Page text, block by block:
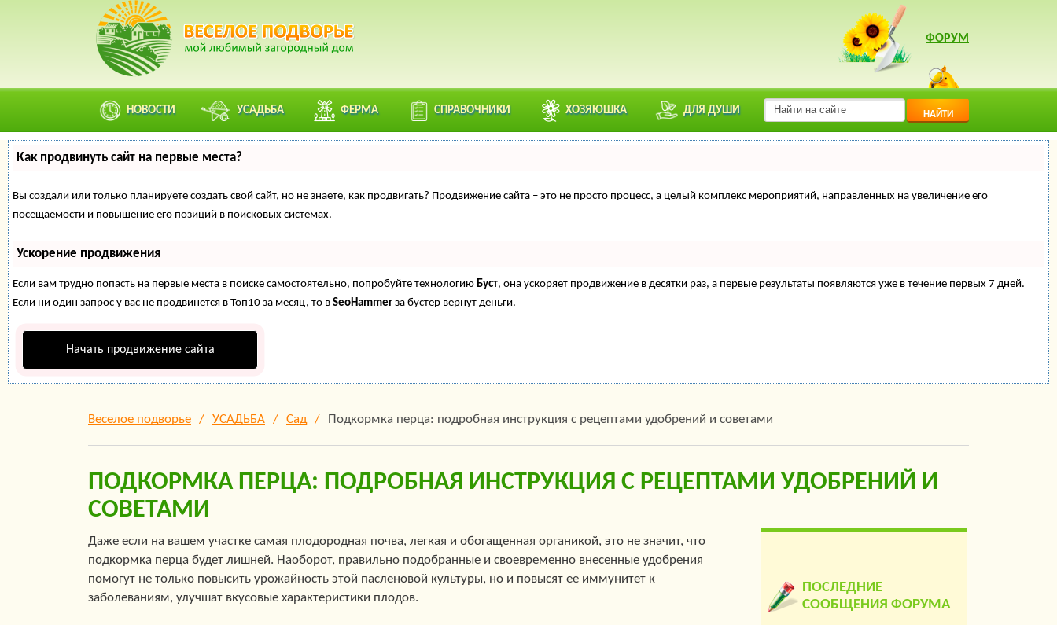
ФОРУМ
НОВОСТИ УСАДЬБА ФЕРМА СПРАВОЧНИКИ ХОЗЯЮШКА ДЛЯ ДУШИ НАЙТИ
Как продвинуть сайт на первые места?
Вы создали или только планируете создать свой сайт, но не знаете, как продвигать? Продвижение сайта – это не просто процесс, а целый комплекс мероприятий, направленных на увеличение его
посещаемости и повышение его позиций в поисковых системах.
Ускорение продвижения
Если вам трудно попасть на первые места в поиске самостоятельно, попробуйте технологию Буст, она ускоряет продвижение в десятки раз, а первые результаты появляются уже в течение первых 7 дней.
Если ни один запрос у вас не продвинется в Топ10 за месяц, то в SeoHammer за бустер вернут деньги.
Начать продвижение сайта
Веселое подворье УСАДЬБА Сад Подкормка перца: подробная инструкция с рецептами удобрений и советами
ПОДКОРМКА ПЕРЦА: ПОДРОБНАЯ ИНСТРУКЦИЯ С РЕЦЕПТАМИ УДОБРЕНИЙ И
СОВЕТАМИ
Даже если на вашем участке самая плодородная почва, легкая и обогащенная органикой, это не значит, что
подкормка перца будет лишней. Наоборот, правильно подобранные и своевременно внесенные удобрения
помогут не только повысить урожайность этой пасленовой культуры, но и повысят ее иммунитет к
заболеваниям, улучшат вкусовые характеристики плодов.
ПОСЛЕДНИЕ
СООБЩЕНИЯ ФОРУМА